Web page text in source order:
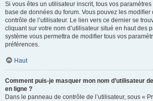
Si vous êtes un utilisateur inscrit, tous vos
base de données du forum. Vous pouvez les
contrôle de l’utilisateur. Le lien vers ce dernier se
cliquant sur votre nom d’utilisateur situé en haut des
système vous permettra de modifier tous vos
préférences.
Haut
Comment puis-je masquer mon nom d’utilisateur
en ligne ?
Dans le panneau de contrôle de l’utilisateur, sous «